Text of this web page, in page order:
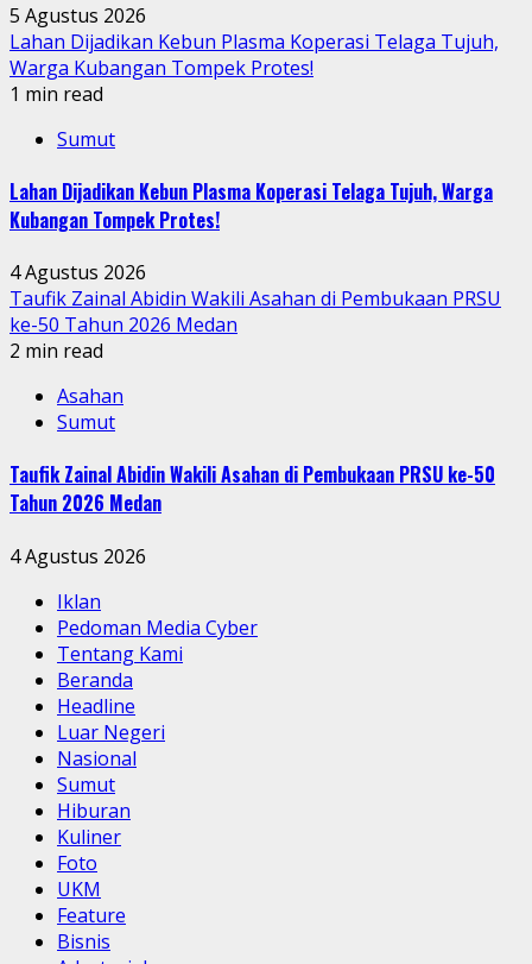
5 Agustus 2026
Lahan Dijadikan Kebun Plasma Koperasi Telaga Tujuh,
Warga Kubangan Tompek Protes!
1 min read
Sumut
Lahan Dijadikan Kebun Plasma Koperasi Telaga Tujuh, Warga
Kubangan Tompek Protes!
4 Agustus 2026
Taufik Zainal Abidin Wakili Asahan di Pembukaan PRSU
ke-50 Tahun 2026 Medan
2 min read
Asahan
Sumut
Taufik Zainal Abidin Wakili Asahan di Pembukaan PRSU ke-50
Tahun 2026 Medan
4 Agustus 2026
Iklan
Pedoman Media Cyber
Tentang Kami
Beranda
Headline
Luar Negeri
Nasional
Sumut
Hiburan
Kuliner
Foto
UKM
Feature
Bisnis